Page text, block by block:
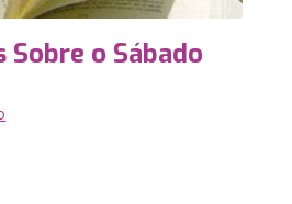
Sobre o Sábado